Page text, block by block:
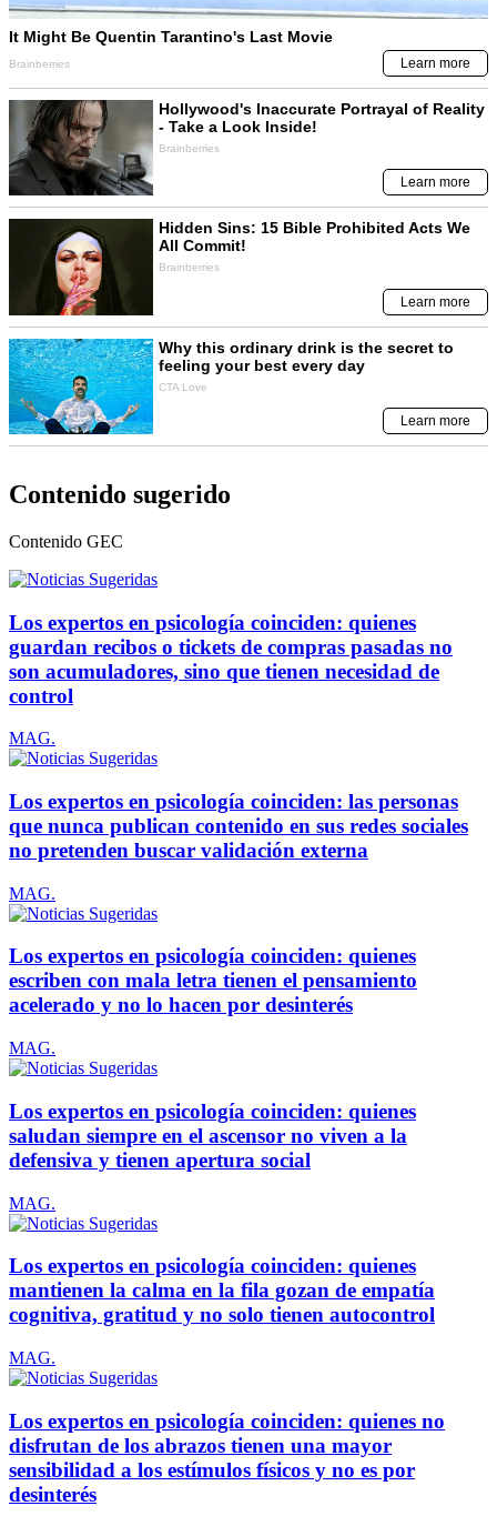
Contenido sugerido
Contenido GEC
Los expertos en psicología coinciden: quienes
guardan recibos o tickets de compras pasadas no
son acumuladores, sino que tienen necesidad de
control
MAG.
Los expertos en psicología coinciden: las personas
que nunca publican contenido en sus redes sociales
no pretenden buscar validación externa
MAG.
Los expertos en psicología coinciden: quienes
escriben con mala letra tienen el pensamiento
acelerado y no lo hacen por desinterés
MAG.
Los expertos en psicología coinciden: quienes
saludan siempre en el ascensor no viven a la
defensiva y tienen apertura social
MAG.
Los expertos en psicología coinciden: quienes
mantienen la calma en la fila gozan de empatía
cognitiva, gratitud y no solo tienen autocontrol
MAG.
Los expertos en psicología coinciden: quienes no
disfrutan de los abrazos tienen una mayor
sensibilidad a los estímulos físicos y no es por
desinterés